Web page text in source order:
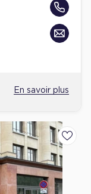
En savoir plus